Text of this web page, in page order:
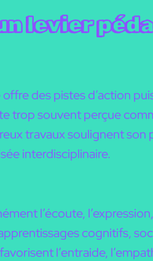
levier
des pistes d’action
trop souvent perçue
travaux soulignent
interdisciplinaire.
l’écoute,
cognitifs,
l’entraide,